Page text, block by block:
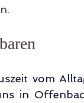
vom
in